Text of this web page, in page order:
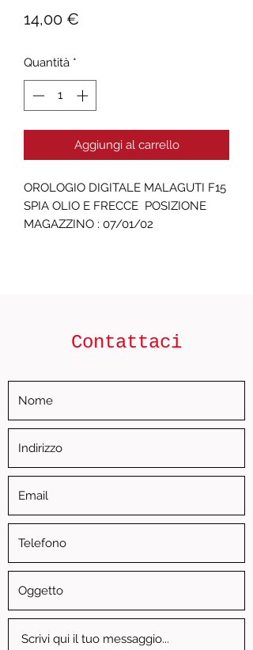
14,00 €
Quantità *
Aggiungi al carrello
OROLOGIO DIGITALE MALAGUTI F15
SPIA OLIO E FRECCE  POSIZIONE
MAGAZZINO : 07/01/02
Contattaci